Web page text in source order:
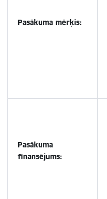
Pasākuma mērķis:
Pasākuma
finansējums: